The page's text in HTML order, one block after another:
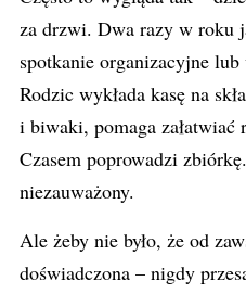
za drzwi. Dwa razy w roku
spotkanie organizacyjne
Rodzic wykłada kasę na
i biwaki, pomaga załatwiać
Czasem poprowadzi
niezauważony.
Ale żeby nie było, że od
doświadczona – nigdy